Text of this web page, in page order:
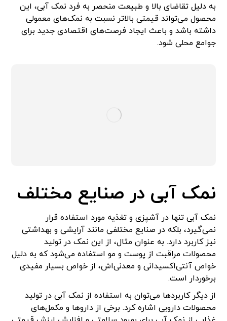
به دلیل تقاضای بالا و طبیعت منحصر به فرد نمک آبی، این
محصول می‌تواند قیمتی بالاتر نسبت به نمک‌های معمولی
داشته باشد و باعث ایجاد فرصت‌های اقتصادی جدید برای
جوامع محلی شود.
نمک آبی در صنایع مختلف
نمک آبی تنها در آشپزی و تغذیه مورد استفاده قرار
نمی‌گیرد، بلکه در صنایع مختلفی مانند آرایشی و بهداشتی
نیز کاربرد دارد. به عنوان مثال، از این نمک در تولید
محصولات مراقبت از پوست و مو استفاده می‌شود که به دلیل
خواص آنتی‌اکسیدانی و معدنی‌اش، از خواص بسیار مفیدی
برخوردار است.
از دیگر کاربردها می‌توان به استفاده از نمک آبی در تولید
محصولات دارویی اشاره کرد. برخی از داروها و مکمل‌های